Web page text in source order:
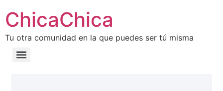
ChicaChica
Tu otra comunidad en la que puedes ser tú misma